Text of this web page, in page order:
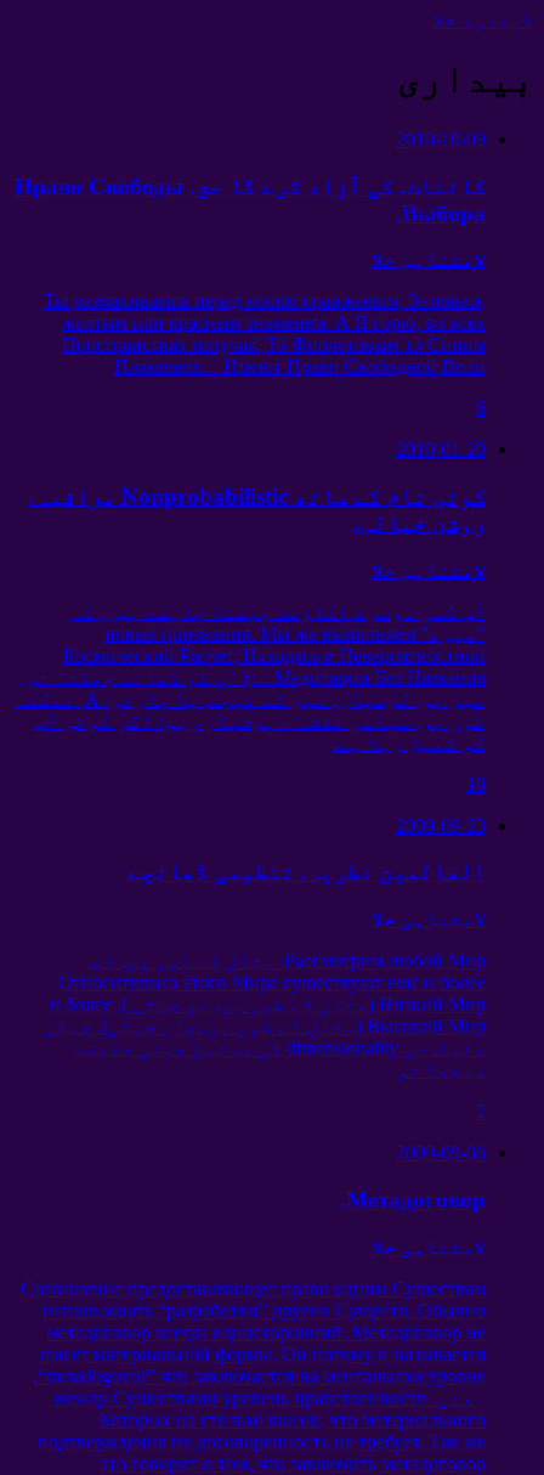
لامحدود خلا
بیداری
2010-10-09
کائنات. کی آزاد کرے گا حق. Право Свободы
Выбора
.
لامتناہی خلا
Ты размахиваешь перед носом оранжевым, Зеленым,
желтым или красным знаменем. А Я горю, во всех
Пространствах излучая, То Фиолетовым то Синим
Пламенем… Имеют Право Свободной Воли
6
2010-01-20
کوئی نام کے ساتھ Nonprobabilistic مراقبہ.
روشن خیالی.
لامتناہی خلا
آپ کسی دوسرے اکاؤنٹ جیتنا چاہتے ہیں, کہ
“میرٹ”
новые признания. Мы же выполняем
Космический Расчет, Находясь в Невероятностной
Медитации Без Названия…:) آپ کو کھانے جھکتا تو,
میز پر, کرسیاں, میز کے نیچے, یا پارٹی. A, ممکنہ
طور پر, سیاسی نقشہ – ہوشیار رہو: اگر کوئی آپ
کو کھیل رہا ہے.
19
2009-09-23
العالمین نظریہ. تنظیمی ڈھانچے
لامتناہی خلا
Рассмотрим любой Мир. مثال کے طور پر, اس.
Относительно этого Мира существуют еще и более
Низкий Мир (مثال کے طور پر, دو جہتی ), и более
Высокий Мир (مثال کے طور پر, چار جہتی). جہتی
دنیا. دو dimensionality کی…. تین جہتی حقیقت
سمجھا تو
2
2009-09-06
Метадоговор
.
لامتناہی خلا
Соглашение предоставляющее право одним Существам
использовать “разработки” других Существ. Обычно
метадоговор всегда односторонний. Метадоговор не
имеет материальной формы. Он потому и называется
“metadogovor” что заключается на ментальном уровне
.
یعنی. между Существами уровень нравственности
Которых на столько высок, что материального
подтверждения их договоренность не требует. Так же
это говорит о том, что заключить метадоговор